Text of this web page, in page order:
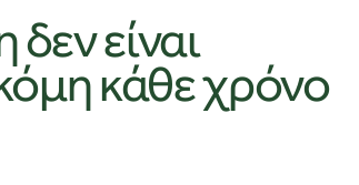
είναι
κάθε χρόνο